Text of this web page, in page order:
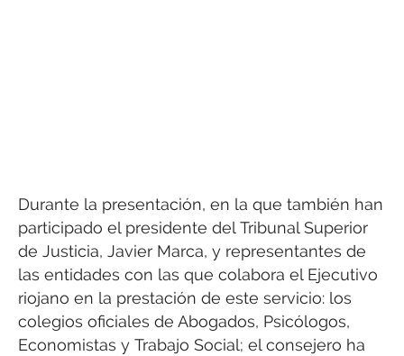
Durante la presentación, en la que también han
participado el presidente del Tribunal Superior
de Justicia, Javier Marca, y representantes de
las entidades con las que colabora el Ejecutivo
riojano en la prestación de este servicio: los
colegios oficiales de Abogados, Psicólogos,
Economistas y Trabajo Social; el consejero ha